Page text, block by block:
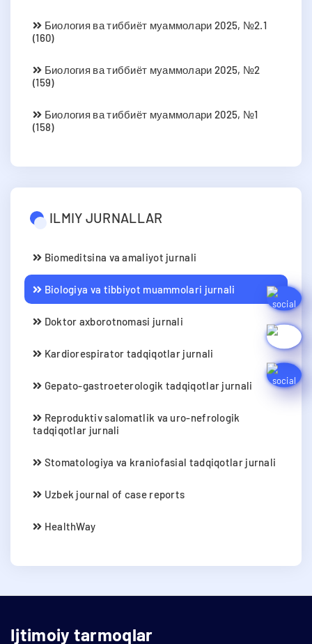
Биология ва тиббиёт муаммолари 2025, №2.1
(160)
Биология ва тиббиёт муаммолари 2025, №2
(159)
Биология ва тиббиёт муаммолари 2025, №1
(158)
ILMIY JURNALLAR
Biomeditsina va amaliyot jurnali
Biologiya va tibbiyot muammolari jurnali
Doktor axborotnomasi jurnali
Kardiorespirator tadqiqotlar jurnali
Gepato-gastroeterologik tadqiqotlar jurnali
Reproduktiv salomatlik va uro-nefrologik
tadqiqotlar jurnali
Stomatologiya va kraniofasial tadqiqotlar jurnali
Uzbek journal of case reports
HealthWay
Ijtimoiy tarmoqlar